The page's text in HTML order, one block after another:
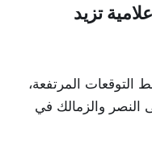
تزيد
التوقعات المرتفعة،
والزمالك في